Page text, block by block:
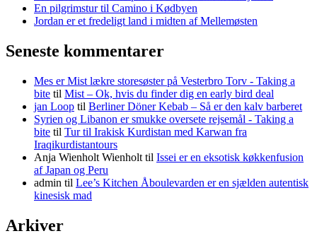
En pilgrimstur til Camino i Kødbyen
Jordan er et fredeligt land i midten af Mellemøsten
Seneste kommentarer
Mes er Mist lækre storesøster på Vesterbro Torv - Taking a
bite til Mist – Ok, hvis du finder dig en early bird deal
jan Loop til Berliner Döner Kebab – Så er den kalv barberet
Syrien og Libanon er smukke oversete rejsemål - Taking a
bite til Tur til Irakisk Kurdistan med Karwan fra
Iraqikurdistantours
Anja Wienholt Wienholt til Issei er en eksotisk køkkenfusion
af Japan og Peru
admin til Lee’s Kitchen Åboulevarden er en sjælden autentisk
kinesisk mad
Arkiver